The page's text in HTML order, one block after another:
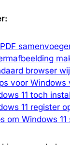
browser
voor Windows
11 toch
11 register
om Windows